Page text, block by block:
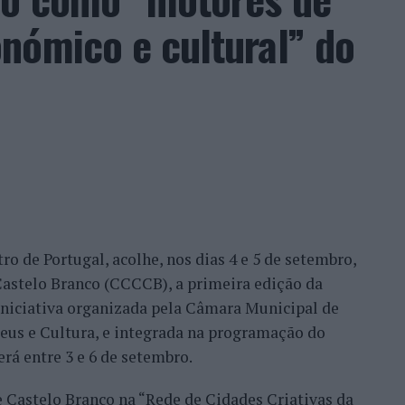
Nuno Borges, Jaime Faria, Henrique
e Tiago Torres integraram o quadro principal,
dos wild cards após as entradas diretas de
Faria protagonizaram as melhores campanhas da
Torres assinou um dos resultados mais
e o neerlandês Botic van de Zandschulp,
acabou eliminado pelo italiano Luciano
no quadro principal, iniciou a participação
e cultural” do
de Portugal, acolhe, nos dias 4 e 5 de setembro,
Branco (CCCCB), a primeira edição da
organizada pela Câmara Municipal de
e Cultura, e integrada na programação do
entre 3 e 6 de setembro.
Branco na “Rede de Cidades Criativas da